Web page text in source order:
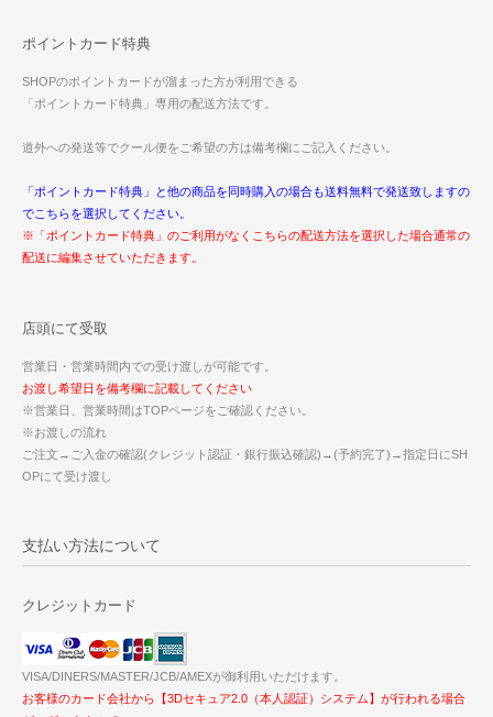
ポイントカード特典
SHOPのポイントカードが溜まった方が利用できる
「ポイントカード特典」専用の配送方法です。
道外への発送等でクール便をご希望の方は備考欄にご記入ください。
「ポイントカード特典」と他の商品を同時購入の場合も送料無料で発送致しますの
でこちらを選択してください。
※「ポイントカード特典」のご利用がなくこちらの配送方法を選択した場合通常の
配送に編集させていただきます。
店頭にて受取
営業日・営業時間内での受け渡しが可能です。
お渡し希望日を備考欄に記載してください
※営業日、営業時間はTOPページをご確認ください。
※お渡しの流れ
ご注文→ご入金の確認(クレジット認証・銀行振込確認)→(予約完了)→指定日にSH
OPにて受け渡し
支払い方法について
クレジットカード
VISA/DINERS/MASTER/JCB/AMEXが御利用いただけます。
お客様のカード会社から【3Dセキュア2.0（本人認証）システム】が行われる場合